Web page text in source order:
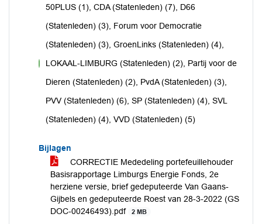
50PLUS (1), CDA (Statenleden) (7), D66
(Statenleden) (3), Forum voor Democratie
(Statenleden) (3), GroenLinks (Statenleden) (4),
LOKAAL-LIMBURG (Statenleden) (2), Partij voor de
Dieren (Statenleden) (2), PvdA (Statenleden) (3),
PVV (Statenleden) (6), SP (Statenleden) (4), SVL
(Statenleden) (4), VVD (Statenleden) (5)
Bijlagen
CORRECTIE Mededeling portefeuillehouder
Basisrapportage Limburgs Energie Fonds, 2e
herziene versie, brief gedeputeerde Van Gaans-
Gijbels en gedeputeerde Roest van 28-3-2022 (GS
DOC-00246493).pdf
2 MB